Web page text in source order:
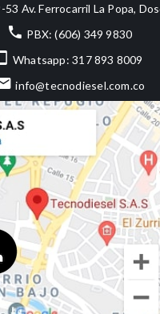
Av. Ferrocarril La Popa,
PBX: (606) 349 9830
Whatsapp: 317 893 8009
info@tecnodiesel.com.co